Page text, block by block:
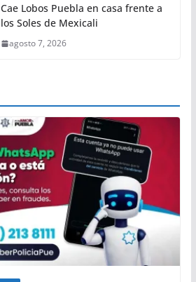
Cae Lobos Puebla en casa frente a
los Soles de Mexicali
agosto 7, 2026